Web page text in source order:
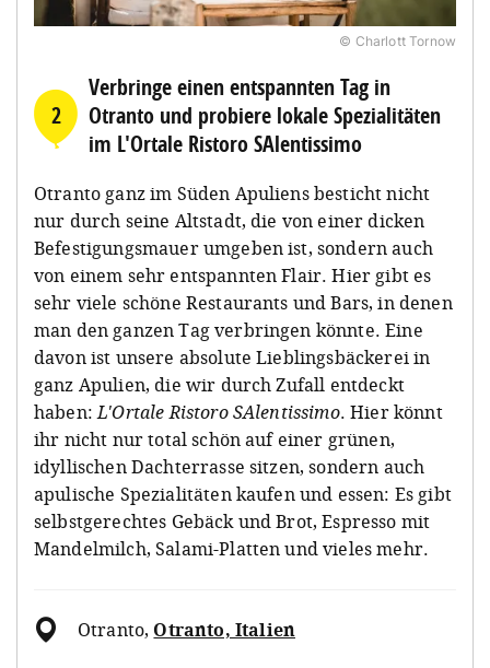
© Charlott Tornow
2
Verbringe einen entspannten Tag in
Otranto und probiere lokale Spezialitäten
im L'Ortale Ristoro SAlentissimo
Otranto ganz im Süden Apuliens besticht nicht
nur durch seine Altstadt, die von einer dicken
Befestigungsmauer umgeben ist, sondern auch
von einem sehr entspannten Flair. Hier gibt es
sehr viele schöne Restaurants und Bars, in denen
man den ganzen Tag verbringen könnte. Eine
davon ist unsere absolute Lieblingsbäckerei in
ganz Apulien, die wir durch Zufall entdeckt
haben:L'Ortale Ristoro SAlentissimo. Hier könnt
ihr nicht nur total schön auf einer grünen,
idyllischen Dachterrasse sitzen, sondern auch
apulische Spezialitäten kaufen und essen: Es gibt
selbstgerechtes Gebäck und Brot, Espresso mit
Mandelmilch, Salami-Platten und vieles mehr.
Otranto, Otranto, Italien